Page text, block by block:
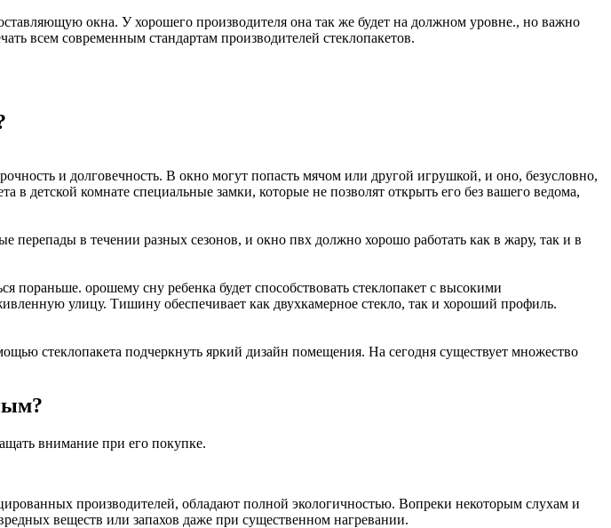
окна. У хорошего производителя она так же будет на должном уровне., но важно
всем современным стандартам производителей стеклопакетов.
и долговечность. В окно могут попасть мячом или другой игрушкой, и оно, безусловно,
в детской комнате специальные замки, которые не позволят открыть его без вашего ведома,
в течении разных сезонов, и окно пвх должно хорошо работать как в жару, так и в
пораньше. орошему сну ребенка будет способствовать стеклопакет с высокими
улицу. Тишину обеспечивает как двухкамерное стекло, так и хороший профиль.
стеклопакета подчеркнуть яркий дизайн помещения. На сегодня существует множество
внимание при его покупке.
производителей, обладают полной экологичностью. Вопреки некоторым слухам и
веществ или запахов даже при существенном нагревании.